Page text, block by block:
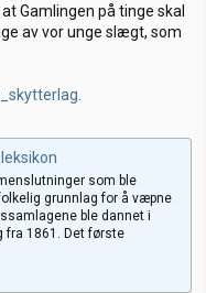
Gamlingen på tinge skal
av vor unge slægt, som
som ble
grunnlag for å væpne
ble dannet i
fra 1861. Det første